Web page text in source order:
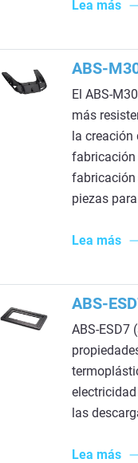
Lea más
ABS-
El ABS-
más
la creación
fabricación
fabricación
piezas
Lea más
ABS-
ABS-ESD7
las
Lea más